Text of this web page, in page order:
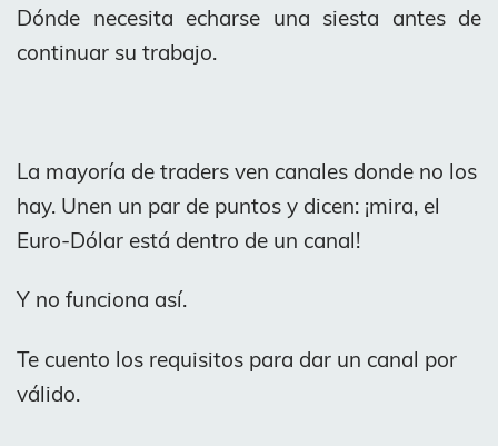
Dónde necesita echarse una siesta antes de
continuar su trabajo.
La mayoría de traders ven canales donde no los
hay. Unen un par de puntos y dicen: ¡mira, el
Euro-Dólar está dentro de un canal!
Y no funciona así.
Te cuento los requisitos para dar un canal por
válido.